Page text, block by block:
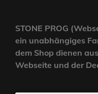
STONE PROG
ein unabhängiges
dem Shop dienen
Webseite und der